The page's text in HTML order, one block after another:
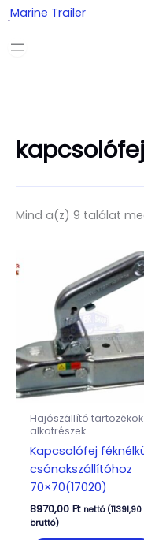
Skip
to
content
Marine Trailer
Mind a(z) 9 találat
Hajószállító
alkatrészek
Kapcsolófej
csónakszállítóhoz
70×70(17020)
8970,00 Ft nettó (11391,90
bruttó)